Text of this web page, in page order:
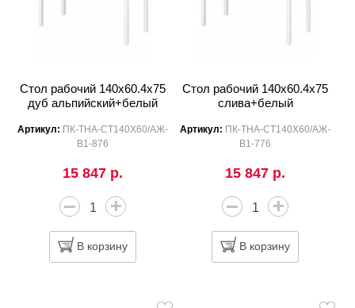
Стол рабочий 140x60.4x75
дуб альпийский+белый
Артикул: ПК-ТНА-СТ140Х60/АЖ-
В1-876
15 847 р.
В корзину
Стол рабочий 140x60.4x75
слива+белый
Артикул: ПК-ТНА-СТ140Х60/АЖ-
В1-776
15 847 р.
В корзину